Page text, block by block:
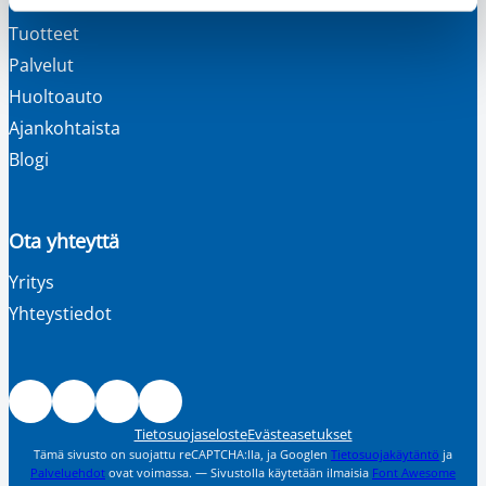
Tuotteet
Palvelut
Huoltoauto
Ajankohtaista
Blogi
Ota yhteyttä
Yritys
Yhteystiedot
FacebookInstagramLinkedInYoutube
TietosuojaselosteEvästeasetukset
Tämä sivusto on suojattu reCAPTCHA:lla, ja Googlen Tietosuojakäytäntö ja
Palveluehdot ovat voimassa. — Sivustolla käytetään ilmaisia Font Awesome